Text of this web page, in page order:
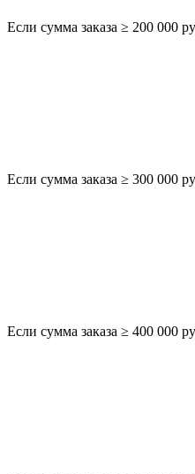
Если сумма заказа ≥ 200 000
Если сумма заказа ≥ 300 000
Если сумма заказа ≥ 400 000